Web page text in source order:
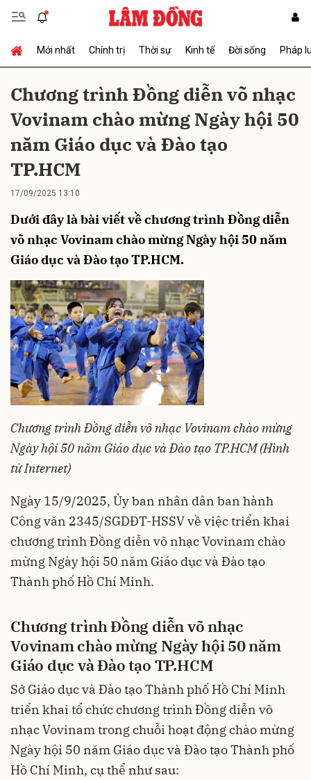
Mới nhất Chính trị Thời sự Kinh tế Đời sống Pháp
Chương trình Đồng diễn võ nhạc
Vovinam chào mừng Ngày hội 50
năm Giáo dục và Đào tạo
TP.HCM
17/09/2025 13:10
Dưới đây là bài viết về chương trình Đồng diễn
võ nhạc Vovinam chào mừng Ngày hội 50 năm
Giáo dục và Đào tạo TP.HCM.
Chương trình Đồng diễn võ nhạc Vovinam chào mừng
Ngày hội 50 năm Giáo dục và Đào tạo TP.HCM (Hình
từ Internet)
Ngày 15/9/2025, Ủy ban nhân dân ban hành
Công văn 2345/SGDĐT-HSSV về việc triển khai
chương trình Đồng diễn võ nhạc Vovinam chào
mừng Ngày hội 50 năm Giáo dục và Đào tạo
Thành phố Hồ Chí Minh.
Chương trình Đồng diễn võ nhạc
Vovinam chào mừng Ngày hội 50 năm
Giáo dục và Đào tạo TP.HCM
Sở Giáo dục và Đào tạo Thành phố Hồ Chí Minh
triển khai tổ chức chương trình Đồng diễn võ
nhạc Vovinam trong chuỗi hoạt động chào mừng
Ngày hội 50 năm Giáo dục và Đào tạo Thành phố
Hồ Chí Minh, cụ thể như sau:
Gửi bình luận
Gửi